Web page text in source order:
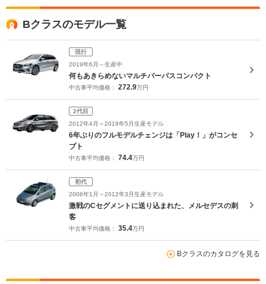
Bクラスのモデル一覧
現行
2019年6月～生産中
何もあきらめないマルチパーパスコンパクト
中古車平均価格： 272.9万円
2代目
2012年4月～2019年5月生産モデル
6年ぶりのフルモデルチェンジは「Play！」がコンセ
プト
中古車平均価格： 74.4万円
初代
2006年1月～2012年3月生産モデル
激戦のCセグメントに送り込まれた、メルセデスの刺
客
中古車平均価格： 35.4万円
Bクラスのカタログを見る